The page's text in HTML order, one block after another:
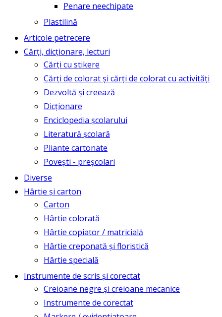
Penare neechipate
Plastilină
Articole petrecere
Cărți, dicționare, lecturi
Cărți cu stikere
Cărți de colorat și cărți de colorat cu activități
Dezvoltă și creează
Dicționare
Enciclopedia școlarului
Literatură școlară
Pliante cartonate
Povești - preșcolari
Diverse
Hârtie și carton
Carton
Hârtie colorată
Hârtie copiator / matricială
Hârtie creponată și floristică
Hârtie specială
Instrumente de scris și corectat
Creioane negre și creioane mecanice
Instrumente de corectat